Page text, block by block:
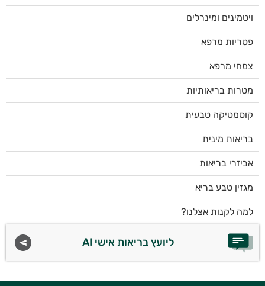
ויטמינים ומינרלים
פטריות מרפא
צמחי מרפא
מטרות בריאותיות
קוסמטיקה טבעית
בריאות מינית
אביזרי בריאות
מגזין טבע בריא
למה לקנות אצלנו?
ליועץ בריאות אישי AI